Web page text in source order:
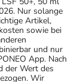
Nur solange
Artikel,
sowie bei
und nur
App. Nach
der Wert des
Wir